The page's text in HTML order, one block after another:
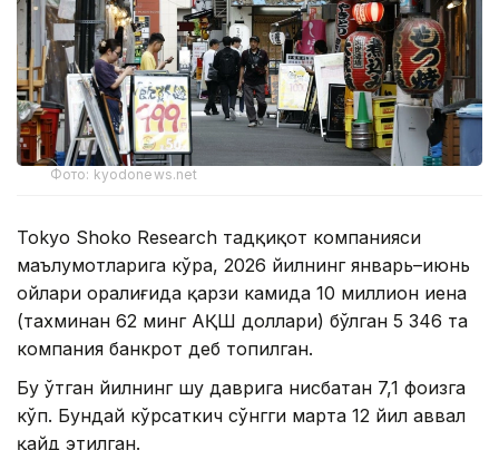
Фото: kyodonews.net
Tokyo Shoko Research тадқиқот компанияси
маълумотларига кўра, 2026 йилнинг январь–июнь
ойлари оралиғида қарзи камида 10 миллион иена
(тахминан 62 минг АҚШ доллари) бўлган 5 346 та
компания банкрот деб топилган.
Бу ўтган йилнинг шу даврига нисбатан 7,1 фоизга
кўп. Бундай кўрсаткич сўнгги марта 12 йил аввал
қайд этилган.